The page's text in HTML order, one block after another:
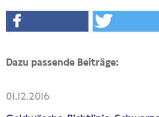
Dazu passende Beiträge:
01.12.2016